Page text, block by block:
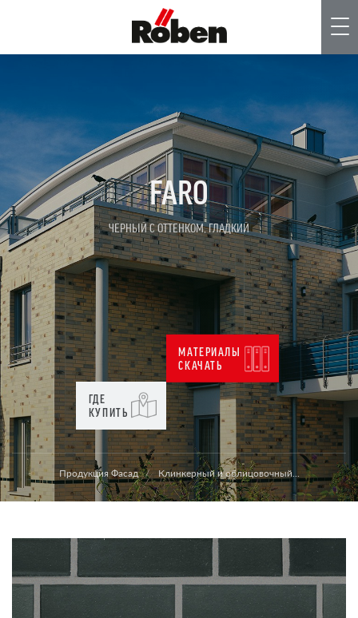
FARO
ЧЕРНЫЙ С ОТТЕНКОМ, ГЛАДКИЙ
ГДЕ
КУПИТЬ
МАТЕРИАЛЫ
СКАЧАТЬ
Продукция Фасад Клинкерный и облицовочный...